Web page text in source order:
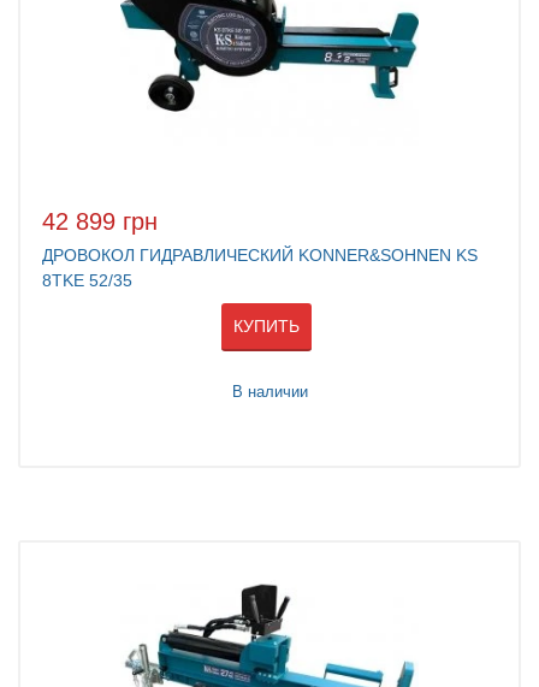
42 899 грн
ДРОВОКОЛ ГИДРАВЛИЧЕСКИЙ KONNER&SOHNEN KS
8TKE 52/35
КУПИТЬ
В наличии